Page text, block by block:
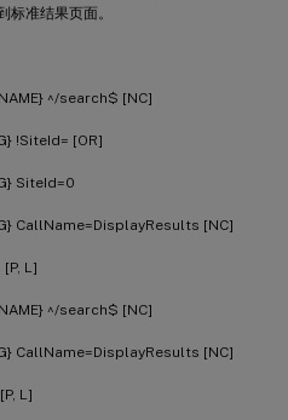
标准结果页面。
^/search$ [NC]
!SiteId= [OR]
SiteId=0
CallName=DisplayResults [NC]
L]
^/search$ [NC]
CallName=DisplayResults [NC]
L]